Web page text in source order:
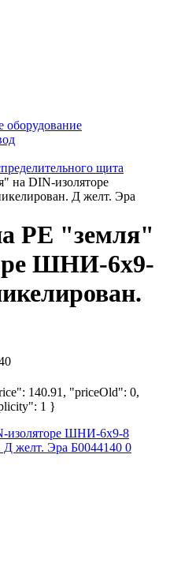
оборудование
щита
на DIN-изоляторе
Д желт. Эра
PE "земля"
ШНИ-6х9-
140.91, "priceOld": 0,
1 }